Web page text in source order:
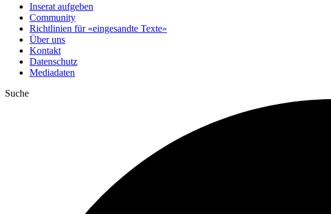
Inserat aufgeben
Community
Richtlinien für «eingesandte Texte»
Über uns
Kontakt
Datenschutz
Mediadaten
Suche